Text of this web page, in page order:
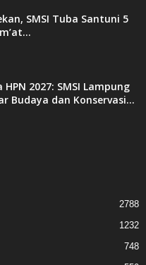
SMSI Tuba Santuni 5
2027: SMSI Lampung
Budaya dan Konservasi...
2788
1232
748